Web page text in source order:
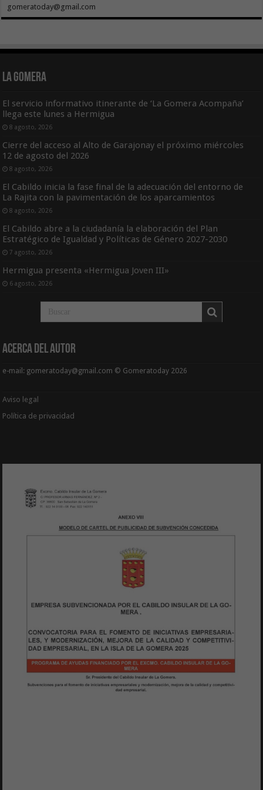
gomeratoday@gmail.com
La Gomera
El servicio informativo itinerante de ‘La Gomera Acompaña’
llega este lunes a Hermigua
8 agosto, 2026
Cierre del acceso al Alto de Garajonay el próximo miércoles
12 de agosto del 2026
8 agosto, 2026
El Cabildo inicia la fase final de la adecuación del entorno de
La Rajita con la pavimentación de los aparcamientos
8 agosto, 2026
El Cabildo abre a la ciudadanía la elaboración del Plan
Estratégico de Igualdad y Políticas de Género 2027-2030
7 agosto, 2026
Hermigua presenta «Hermigua Joven III»
6 agosto, 2026
Acerca del Autor
e-mail: gomeratoday@gmail.com © Gomeratoday 2026
Aviso legal
Política de privacidad